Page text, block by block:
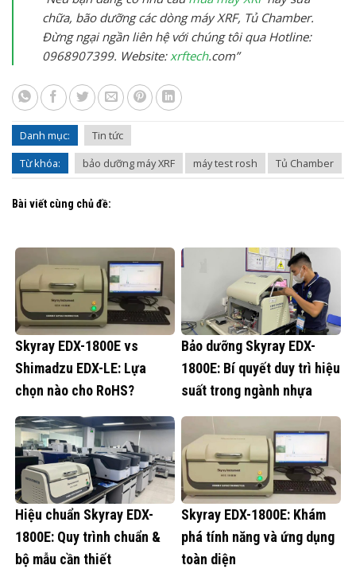
chữa, bão dưỡng các dòng máy XRF, Tủ Chamber.
Đừng ngại ngần liên hệ với chúng tôi qua Hotline:
0968907399. Website:xrftech.com”
Danh mục:
Tin tức
Từ khóa:
bảo dưỡng máy XRF máy test rosh Tủ Chamber
Bài viết cùng chủ đề:
Skyray EDX-1800E vs
Shimadzu EDX-LE: Lựa
chọn nào cho RoHS?
Bảo dưỡng Skyray EDX-
1800E: Bí quyết duy trì hiệu
suất trong ngành nhựa
Hiệu chuẩn Skyray EDX-
1800E: Quy trình chuẩn &
bộ mẫu cần thiết
Skyray EDX-1800E: Khám
phá tính năng và ứng dụng
toàn diện